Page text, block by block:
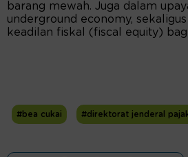
barang mewah. Juga dalam
underground economy,
keadilan fiskal (fiscal equity)
#bea cukai #direktorat jenderal